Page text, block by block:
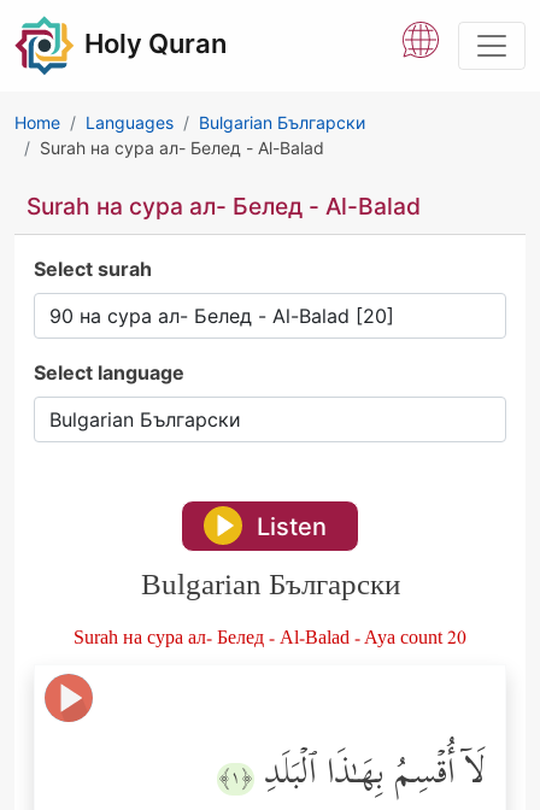
Holy Quran
Home Languages
Bulgarian Български
Surah на сура ал- Белед - Al-Balad
Surah на сура ал- Белед - Al-Balad
Select surah
Select language
Listen
Bulgarian Български
Surah на сура ал- Белед - Al-Balad - Aya count 20
لَاۤ أُقۡسِمُ بِهَـٰذَا ٱلۡبَلَدِ ﴿١﴾